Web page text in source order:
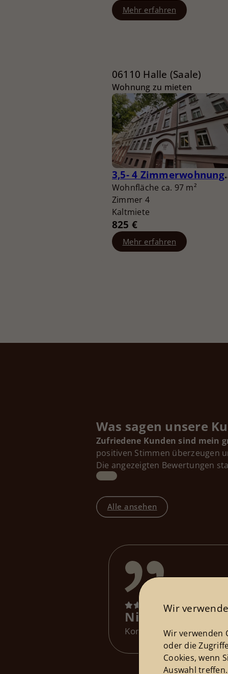
Mehr erfahren
06110 Halle (Saale)
Wohnung zu mieten
3,5- 4
Wohnfläche ca. 97 m²
Zimmer 4
Kaltmiete
825 €
Mehr erfahren
Was sagen unsere
Zufriedene Kunden sind mein
positiven Stimmen überzeugen
Die angezeigten Bewertungen
Alle ansehen
Niclas Gärtner-
Kompetent, engagiert
Wir
Wir verwenden
oder die
Cookies, wenn
Auswahl treffen.